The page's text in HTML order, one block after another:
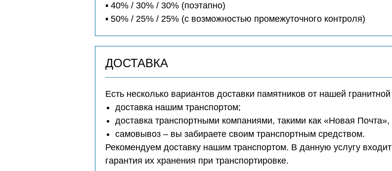
▪️ 40% / 30% / 30% (поэтапно)
▪️ 50% / 25% / 25% (с возможностью промежуточного контроля)
ДОСТАВКА
Есть несколько вариантов доставки памятников от нашей
доставка нашим транспортом;
доставка транспортными компаниями, такими как «Новая
самовывоз – вы забираете своим транспортным средством.
Рекомендуем доставку нашим транспортом. В данную услугу
гарантия их хранения при транспортировке.